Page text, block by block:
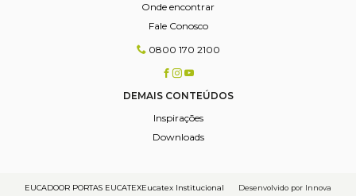
Onde encontrar
Fale Conosco
0800 170 2100
DEMAIS CONTEÚDOS
Inspirações
Downloads
EUCADOOR PORTAS EUCATEXEucatex Institucional Desenvolvido por Innova